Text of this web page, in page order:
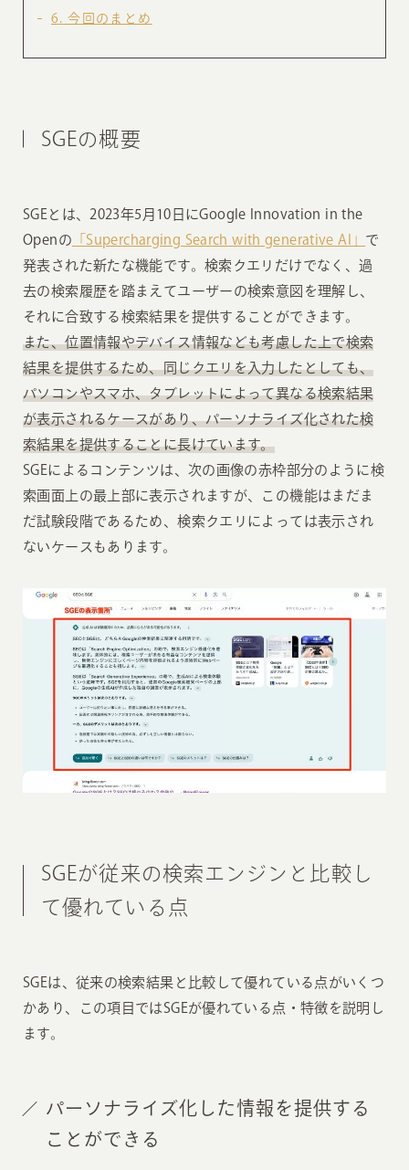
6 今回のまとめ
SGEの概要
SGEとは、2023年5月10日にGoogle Innovation in the
Openの 「Supercharging Search with generative AI」 で
発表された新たな機能です。検索クエリだけでなく、過
去の検索履歴を踏まえてユーザーの検索意図を理解し、
それに合致する検索結果を提供することができます。
また、位置情報やデバイス情報なども考慮した上で検索
結果を提供するため、同じクエリを入力したとしても、
パソコンやスマホ、タブレットによって異なる検索結果
が表示されるケースがあり、パーソナライズ化された検
索結果を提供することに長けています。
SGEによるコンテンツは、次の画像の赤枠部分のように検
索画面上の最上部に表示されますが、この機能はまだま
だ試験段階であるため、検索クエリによっては表示され
ないケースもあります。
SGEが従来の検索エンジンと比較し
て優れている点
SGEは、従来の検索結果と比較して優れている点がいくつ
かあり、この項目ではSGEが優れている点・特徴を説明し
ます。
パーソナライズ化した情報を提供する
ことができる